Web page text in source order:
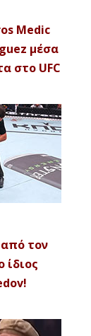
Medic
μέσα
στο UFC
τον
ίδιος